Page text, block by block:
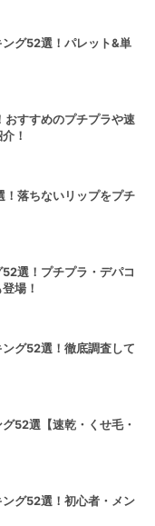
グ52選！パレット&単
おすすめのプチプラや速
！
！落ちないリップをプチ
選！プチプラ・デパコ
場！
グ52選！徹底調査して
52選【速乾・くせ毛・
グ52選！初心者・メン